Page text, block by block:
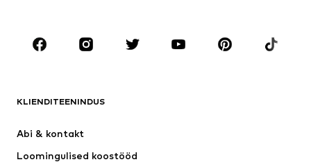
Aksessuaarid
Premium
Uus
KLIENDITEENINDUS
Abi & kontakt
Loomingulised koostööd